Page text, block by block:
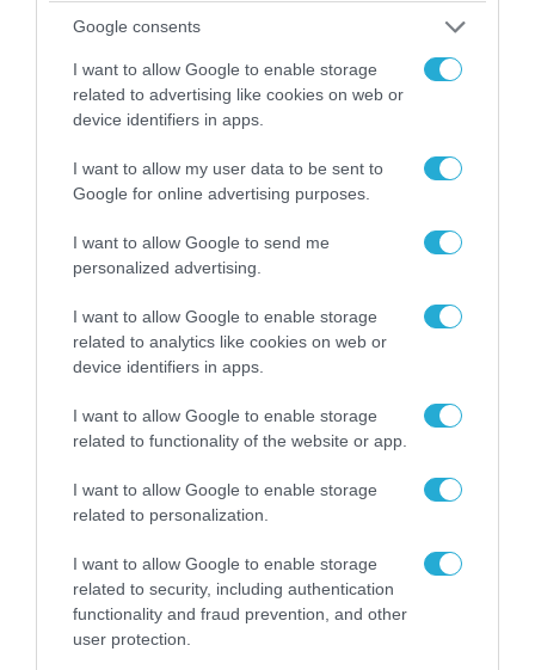
Google consents
I want to allow Google to enable storage
related to advertising like cookies on web or
device identifiers in apps.
I want to allow my user data to be sent to
Google for online advertising purposes.
I want to allow Google to send me
personalized advertising.
I want to allow Google to enable storage
related to analytics like cookies on web or
device identifiers in apps.
I want to allow Google to enable storage
related to functionality of the website or app.
I want to allow Google to enable storage
related to personalization.
I want to allow Google to enable storage
related to security, including authentication
functionality and fraud prevention, and other
user protection.
09.08.2026 | 17:02
ΣΥΡΙΖΑ για υποκλοπές: «Το (παρα)κράτος της ΝΔ
08.08.2026 | 09:02
«Η απόλυτη τραγωδία»: Η «αιχμηρή» ανάρτηση
του Αρκά για τα τατουάζ (φωτο)